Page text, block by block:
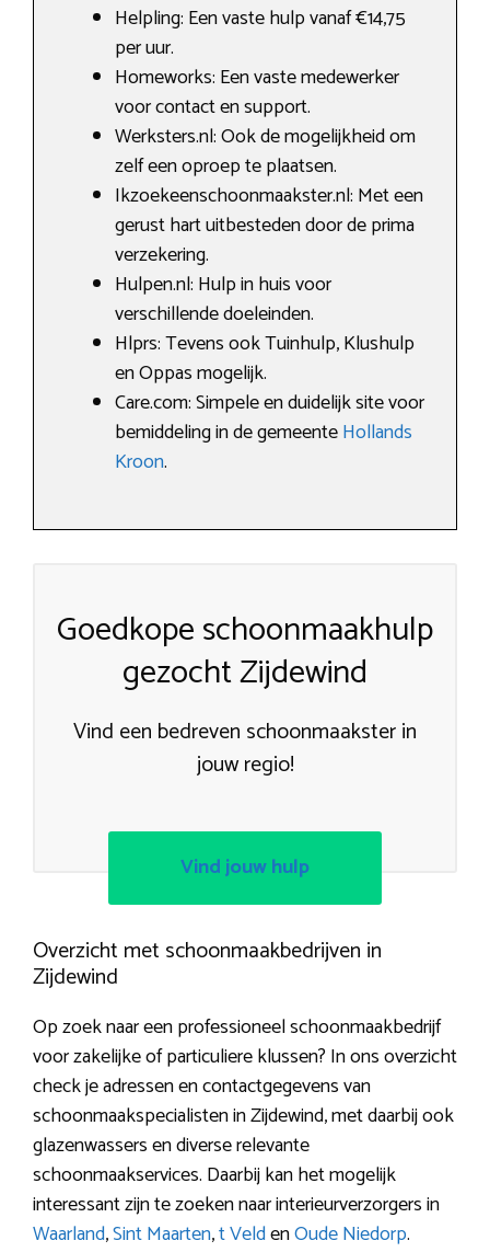
Helpling: Een vaste hulp vanaf €14,75
per uur.
Homeworks: Een vaste medewerker
voor contact en support.
Werksters.nl: Ook de mogelijkheid om
zelf een oproep te plaatsen.
Ikzoekeenschoonmaakster.nl: Met een
gerust hart uitbesteden door de prima
verzekering.
Hulpen.nl: Hulp in huis voor
verschillende doeleinden.
Hlprs: Tevens ook Tuinhulp, Klushulp
en Oppas mogelijk.
Care.com: Simpele en duidelijk site voor
bemiddeling in de gemeenteHollands
Kroon.
Goedkope schoonmaakhulp
gezocht Zijdewind
Vind een bedreven schoonmaakster in
jouw regio!
Vind jouw hulp
Overzicht met schoonmaakbedrijven in
Zijdewind
Op zoek naar een professioneel schoonmaakbedrijf
voor zakelijke of particuliere klussen? In ons overzicht
check je adressen en contactgegevens van
schoonmaakspecialisten in Zijdewind, met daarbij ook
glazenwassers en diverse relevante
schoonmaakservices. Daarbij kan het mogelijk
interessant zijn te zoeken naar interieurverzorgers in
Waarland,Sint Maarten,t VeldenOude Niedorp.